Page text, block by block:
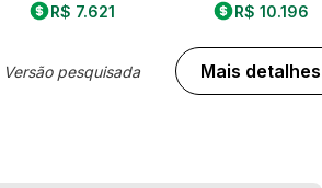
R$ 7.621
Versão pesquisada
R$ 10.196
Mais detalhes